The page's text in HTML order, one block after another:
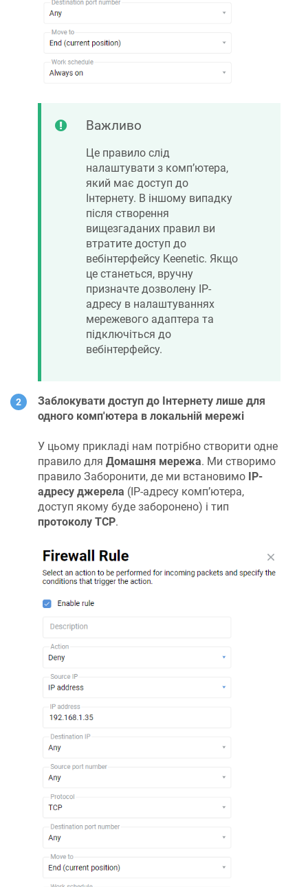
Важливо
Це правило слід
налаштувати з комп’ютера,
який має доступ до
Інтернету. В іншому випадку
після створення
вищезгаданих правил ви
втратите доступ до
вебінтерфейсу Keenetic. Якщо
це станеться, вручну
призначте дозволену IP-
адресу в налаштуваннях
мережевого адаптера та
підключіться до
вебінтерфейсу.
Заблокувати доступ до Інтернету лише для
одного комп'ютера в локальній мережі
У цьому прикладі нам потрібно створити одне
правило для Домашня мережа. Ми створимо
правило Заборонити, де ми встановимо IP-
адресу джерела (IP-адресу комп’ютера,
доступ якому буде заборонено) і тип
протоколу TCP.